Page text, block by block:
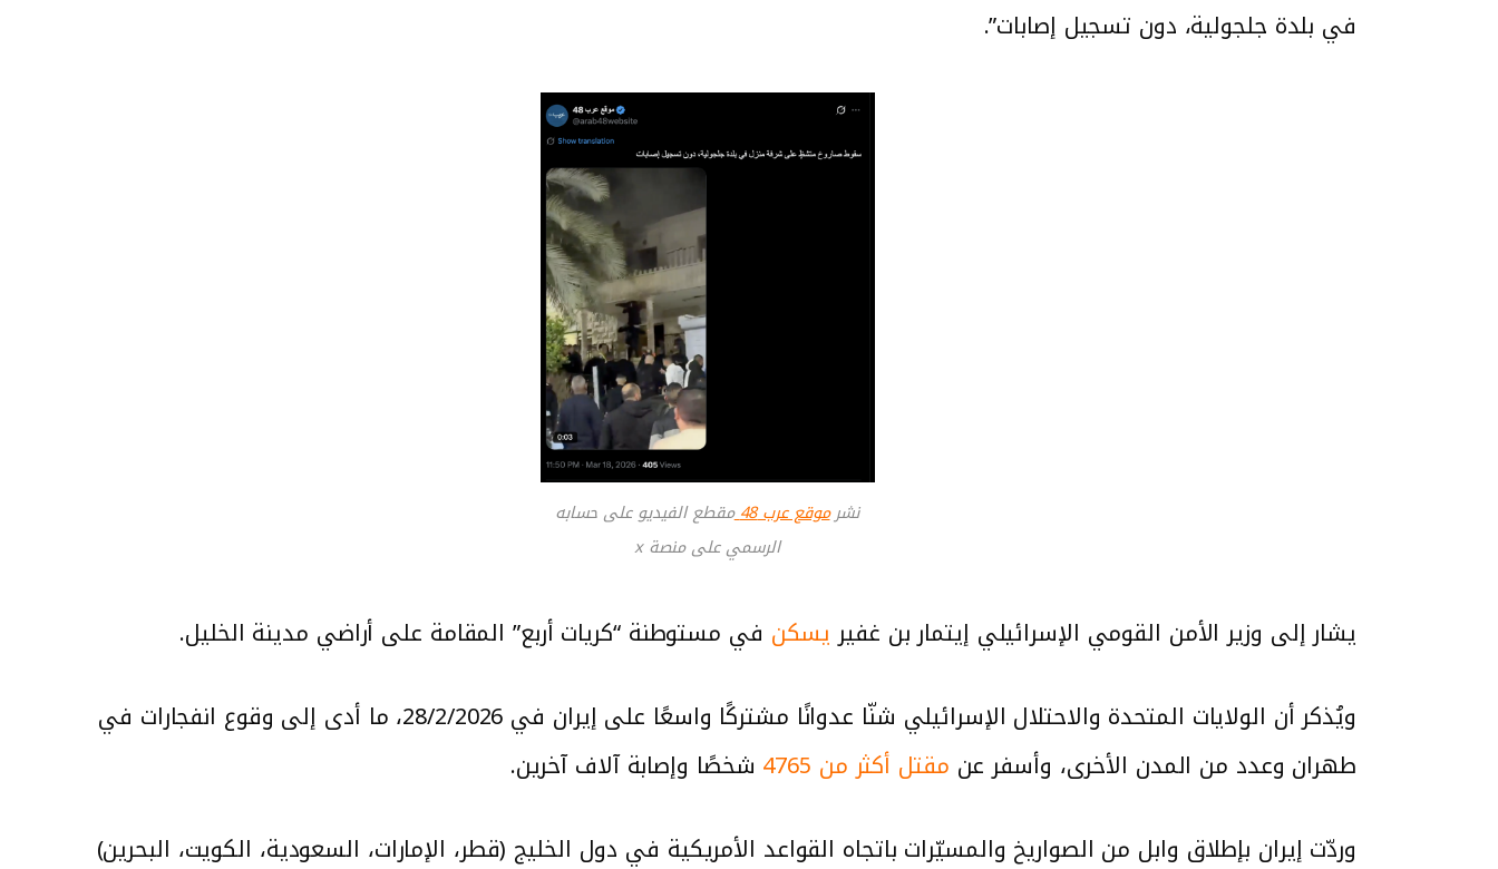
في بلدة جلجولية، دون تسجيل إصابات”.
نشرموقع عرب 48
مقطع الفيديو على حسابه
الرسمي على منصة x
يشار إلى وزير الأمن القومي الإسرائيلي إيتمار بن غفيريسكن في مستوطنة “كريات أربع” المقامة على أراضي مدينة الخليل.
ويُذكر أن الولايات المتحدة والاحتلال الإسرائيلي شنّا عدوانًا مشتركًا واسعًا على إيران في 28/2/2026، ما أدى إلى وقوع انفجارات في
طهران وعدد من المدن الأخرى، وأسفر عن مقتل أكثر من 4765
شخصًا وإصابة آلاف آخرين.
وردّت إيران بإطلاق وابل من الصواريخ والمسيّرات باتجاه القواعد الأمريكية في دول الخليج (قطر، الإمارات، السعودية، الكويت، البحرين)